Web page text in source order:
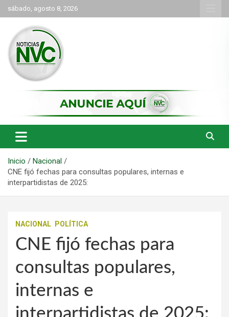
Saltar
al
contenido
sábado, agosto 8, 2026
NVC Noticias
Inicio
Nacional
CNE fijó fechas para consultas populares, internas e
interpartidistas de 2025:
NACIONAL POLÍTICA
CNE fijó fechas para
consultas populares,
internas e